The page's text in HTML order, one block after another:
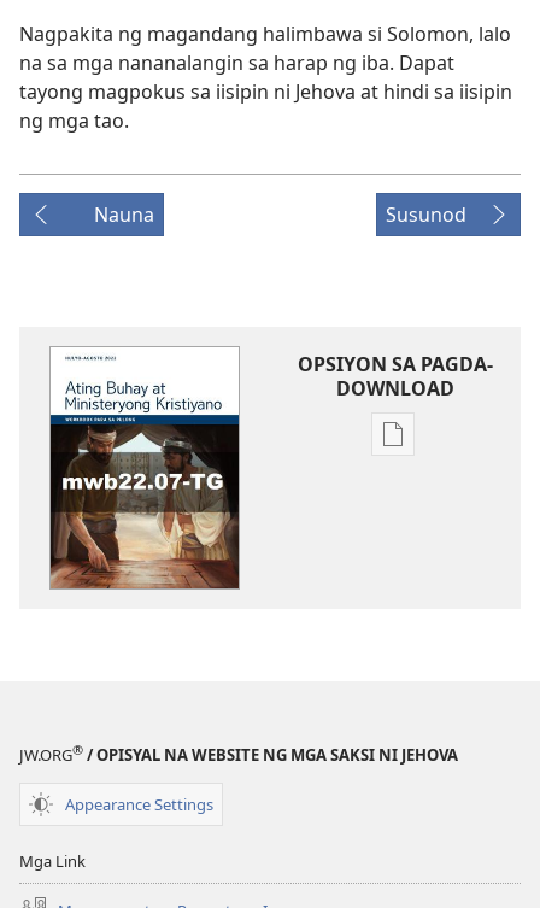
Nagpakita ng magandang halimbawa si Solomon, lalo
na sa mga nananalangin sa harap ng iba. Dapat
tayong magpokus sa iisipin ni Jehova at hindi sa iisipin
ng mga tao.
Nauna Susunod
OPSIYON SA PAGDA-
DOWNLOAD
Opsiyon
Hulyo–
JW.ORG® / OPISYAL NA WEBSITE NG MGA SAKSI NI JEHOVA
Appearance Settings
Mga Link